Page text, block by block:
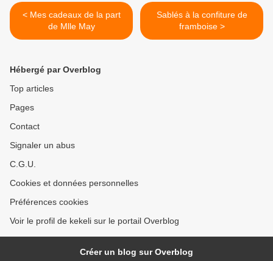
< Mes cadeaux de la part
de Mlle May
Sablés à la confiture de
framboise >
Hébergé par Overblog
Top articles
Pages
Contact
Signaler un abus
C.G.U.
Cookies et données personnelles
Préférences cookies
Voir le profil de kekeli sur le portail Overblog
Créer un blog sur Overblog